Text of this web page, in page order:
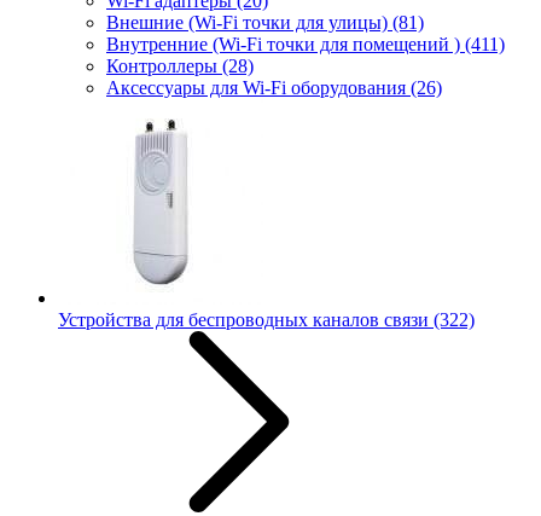
Внешние (Wi-Fi точки для улицы) (81)
Внутренние (Wi-Fi точки для помещений ) (411)
Контроллеры (28)
Аксессуары для Wi-Fi оборудования (26)
Устройства для беспроводных каналов связи (322)